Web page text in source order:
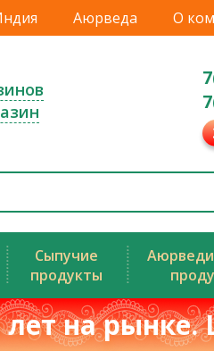
Аюрведа О
Сыпучие
продукты
лет на